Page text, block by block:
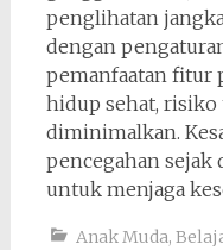
penglihatan
dengan
pemanfaatan fitur
hidup sehat, risiko
diminimalkan.
pencegahan
untuk menjaga
Anak Muda,